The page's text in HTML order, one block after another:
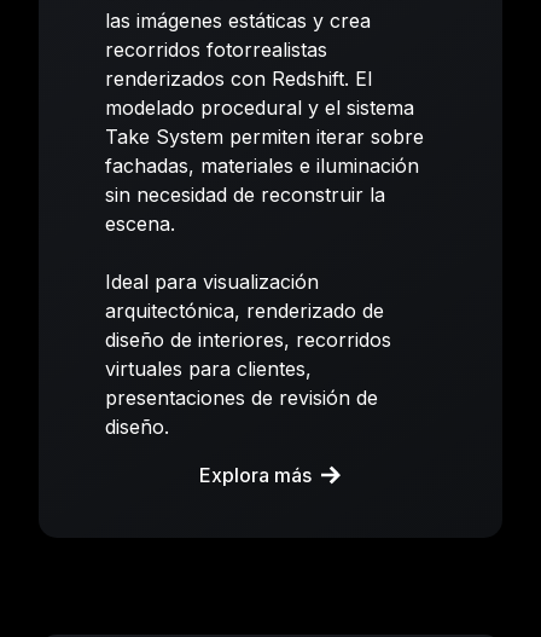
las imágenes estáticas y crea
recorridos fotorrealistas
renderizados con Redshift. El
modelado procedural y el sistema
Take System permiten iterar sobre
fachadas, materiales e iluminación
sin necesidad de reconstruir la
escena.
Ideal para visualización
arquitectónica, renderizado de
diseño de interiores, recorridos
virtuales para clientes,
presentaciones de revisión de
diseño.
Explora más